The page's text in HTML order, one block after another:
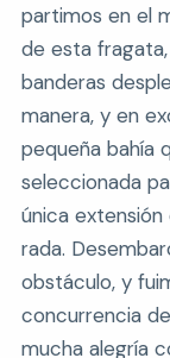
partimos en el
de esta
banderas
manera, y en
pequeña bahía
seleccionada
única
rada.
obstáculo, y
concurrencia
mucha alegría